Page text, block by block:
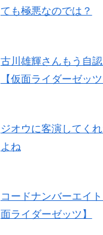
ても極悪なのでは？
古川雄輝さんもう自
【仮面ライダーゼッツ
ジオウに客演してく
よね
コードナンバーエイ
面ライダーゼッツ】